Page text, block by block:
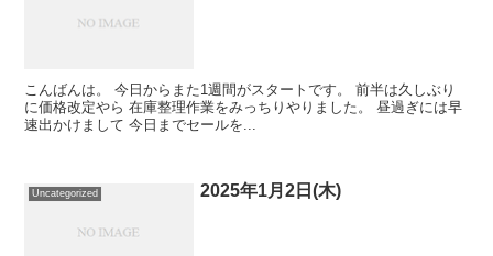
こんばんは。 今日からまた1週間がスタートです。 前半は久しぶり
に価格改定やら 在庫整理作業をみっちりやりました。 昼過ぎには早
速出かけまして 今日までセールを...
Uncategorized 2025年1月2日(木)